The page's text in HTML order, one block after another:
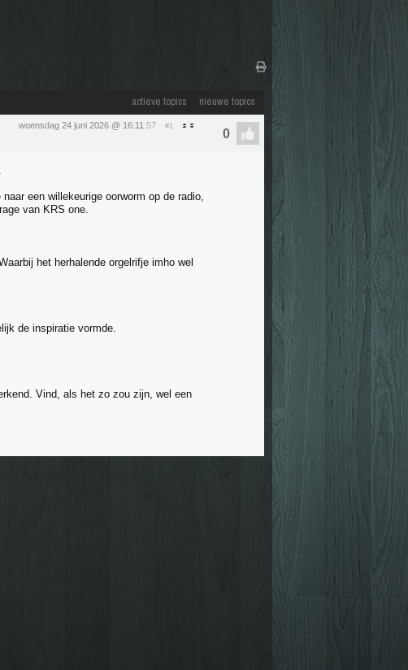
actieve topics nieuwe topics
woensdag 24 juni 2026 @ 16:11 :57 #1
een willekeurige oorworm op de radio,
van KRS one.
het herhalende orgelrifje imho wel
de inspiratie vormde.
Vind, als het zo zou zijn, wel een